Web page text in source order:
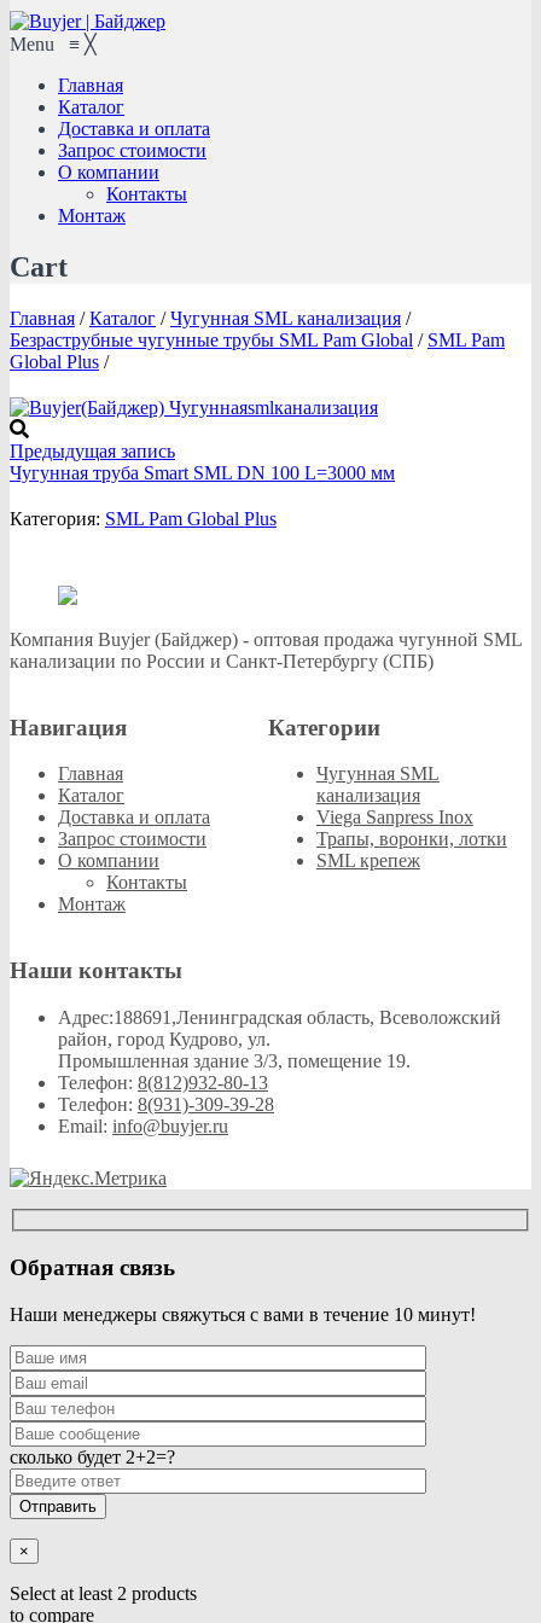
Menu ≡ ╳
Главная
Каталог
Доставка и оплата
Запрос стоимости
О компании
Контакты
Монтаж
Cart
Главная / Каталог / Чугунная SML канализация /
Безраструбные чугунные трубы SML Pam Global / SML Pam
Global Plus /
Предыдущая запись
Чугунная труба Smart SML DN 100 L=3000 мм
Категория: SML Pam Global Plus
Компания Buyjer (Байджер) - оптовая продажа чугунной SML
канализации по России и Санкт-Петербургу (СПБ)
Навигация
Главная
Каталог
Доставка и оплата
Запрос стоимости
О компании
Контакты
Монтаж
Категории
Чугунная SML
канализация
Viega Sanpress Inox
Трапы, воронки, лотки
SML крепеж
Наши контакты
Адрес:188691,Ленинградская область, Всеволожский
район, город Кудрово, ул.
Промышленная здание 3/3, помещение 19.
Телефон: 8(812)932-80-13
Телефон: 8(931)-309-39-28
Email: info@buyjer.ru
Обратная связь
Наши менеджеры свяжуться с вами в течение 10 минут!
сколько будет 2+2=?
×
Select at least 2 products
to compare